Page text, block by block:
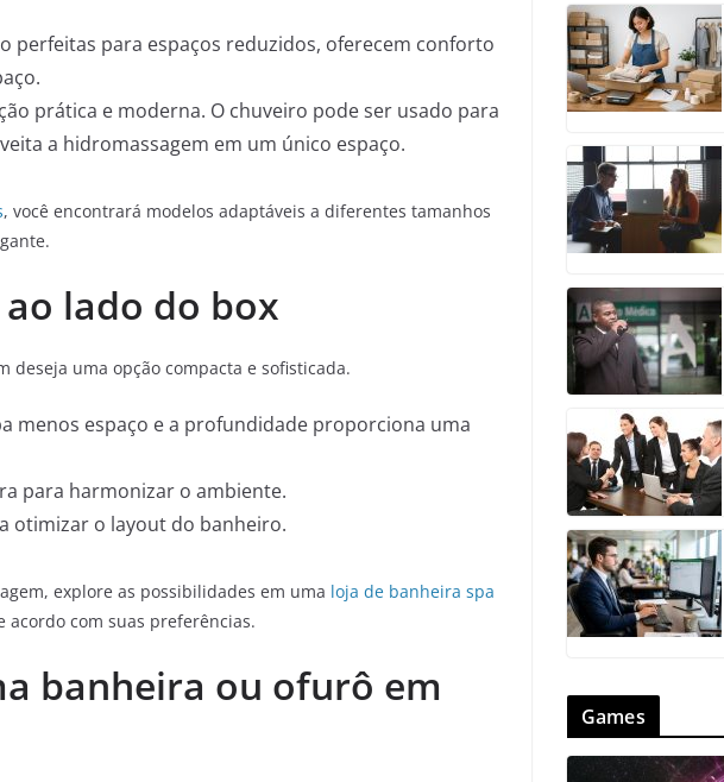
perfeitas para espaços reduzidos, oferecem conforto
prática e moderna. O chuveiro pode ser usado para
a hidromassagem em um único espaço.
, você encontrará modelos adaptáveis a diferentes tamanhos
lado do box
uma opção compacta e sofisticada.
menos espaço e a profundidade proporciona uma
para harmonizar o ambiente.
otimizar o layout do banheiro.
explore as possibilidades em uma loja de banheira spa
acordo com suas preferências.
banheira ou ofurô em
Games